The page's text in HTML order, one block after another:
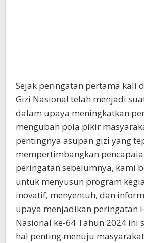
Sejak peringatan pertama kali
Gizi Nasional telah menjadi
dalam upaya meningkatkan
mengubah pola pikir
pentingnya asupan gizi yang
mempertimbangkan
peringatan sebelumnya, kami
untuk menyusun program
inovatif, menyentuh, dan
upaya menjadikan peringatan
Nasional ke-64 Tahun 2024 ini
hal penting menuju